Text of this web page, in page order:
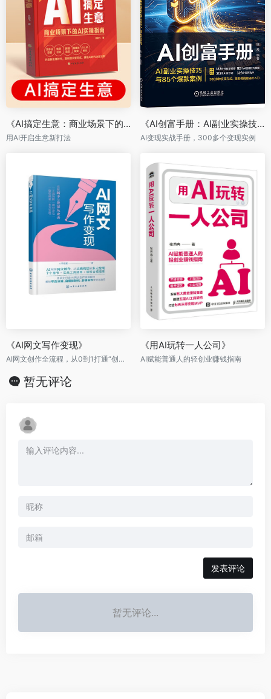
《AI搞定生意：商业场景下的AI实操指南》
用AI开启生意新打法
《AI创富手册：AI副业实操技巧与85个爆款案例》
AI变现实战手册，300多个变现实例
《AI网文写作变现》
AI网文创作全流程，从0到1打通“创作-变现”闭环
《用AI玩转一人公司》
AI赋能普通人的轻创业赚钱指南
暂无评论
发表评论
暂无评论...